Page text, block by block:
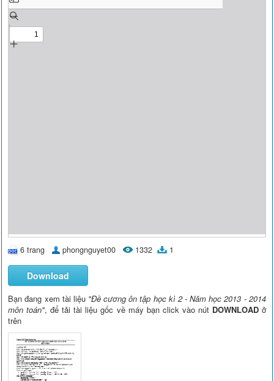
6 trang phongnguyet00 1332 1
Download
Bạn đang xem tài liệu "Đề cương ôn tập học kì 2 - Năm học 2013 - 2014
môn toán", để tải tài liệu gốc về máy bạn click vào nút DOWNLOADở
trên